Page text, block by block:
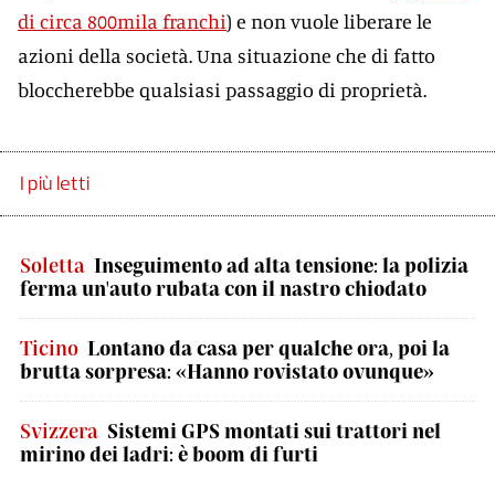
di circa 800mila franchi) e non vuole liberare le
azioni della società. Una situazione che di fatto
bloccherebbe qualsiasi passaggio di proprietà.
I più letti
Soletta Inseguimento ad alta tensione: la polizia
ferma un'auto rubata con il nastro chiodato
Ticino Lontano da casa per qualche ora, poi la
brutta sorpresa: «Hanno rovistato ovunque»
Svizzera Sistemi GPS montati sui trattori nel
mirino dei ladri: è boom di furti